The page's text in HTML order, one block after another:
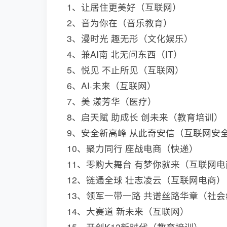
1、让居住更美好（互联网）
2、音为你在（音乐教育）
3、漫时光 趣无形（文化娱乐）
4、兼AI南 北无问东西（IT）
5、悦见 不止所见（互联网）
6、AI·未来（互联网）
7、美 漾芳华（医疗）
8、启天赋 助成长 创未来（教育培训）
9、安全新高峰 从此奇安信（互联网安全
10、聚力同行 座战电商（快递）
11、零购大舞台 有梦你就来（互联网电
12、链通全球 壮志凌云（互联网电商）
13、领军一带一路 共谱丝路华章（社会
14、大赛道 新未来（互联网）